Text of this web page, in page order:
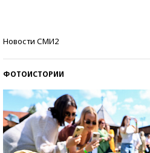
Новости СМИ2
ФОТОИСТОРИИ